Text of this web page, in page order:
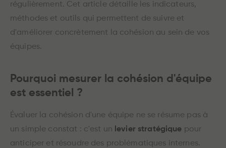
régulièrement. Cet article détaille les indicateurs,
méthodes et outils qui permettent de suivre et
d'améliorer concrètement la cohésion au sein de vos
équipes.
Pourquoi mesurer la cohésion d'équipe
est essentiel ?
Évaluer la cohésion d'une équipe ne se résume pas à
un simple constat : c'est un
levier stratégique pour
anticiper et résoudre des problématiques internes.